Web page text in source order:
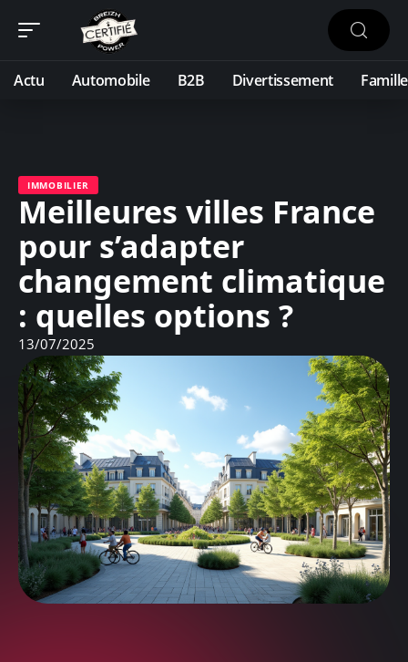
Actu Automobile B2B Divertissement Famille
IMMOBILIER
Meilleures villes France
pour s’adapter
changement climatique
: quelles options ?
13/07/2025